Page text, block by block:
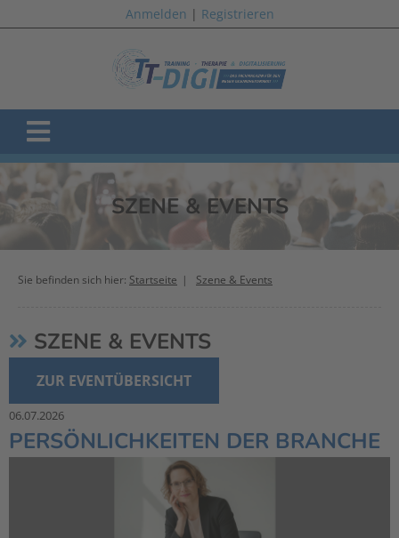
Anmelden | Registrieren
SZENE & EVENTS
Sie befinden sich hier: Startseite Szene & Events
SZENE & EVENTS
ZUR EVENTÜBERSICHT
06.07.2026
PERSÖNLICHKEITEN DER BRANCHE